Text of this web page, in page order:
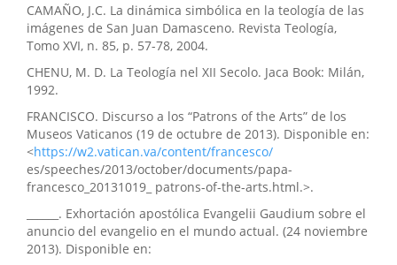
CAMAÑO, J.C. La dinámica simbólica en la teología de las
imágenes de San Juan Damasceno. Revista Teología,
Tomo XVI, n. 85, p. 57-78, 2004.
CHENU, M. D. La Teología nel XII Secolo. Jaca Book: Milán,
1992.
FRANCISCO. Discurso a los “Patrons of the Arts” de los
Museos Vaticanos (19 de octubre de 2013). Disponible en:
<https://w2.vatican.va/content/francesco/
es/speeches/2013/october/documents/papa-
francesco_20131019_ patrons-of-the-arts.html.>.
______. Exhortación apostólica Evangelii Gaudium sobre el
anuncio del evangelio en el mundo actual. (24 noviembre
2013). Disponible en: